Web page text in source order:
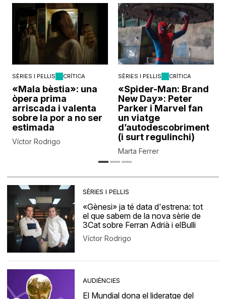
SÈRIES I PEL·LIS CRÍTICA
«Mala bèstia»: una
òpera prima
arriscada i valenta
sobre la por a no ser
estimada
Víctor Rodrigo
SÈRIES I PEL·LIS CRÍTICA
«Spider-Man: Brand
New Day»: Peter
Parker i Marvel fan
un viatge
d’autodescobriment
(i surt regulinchi)
Marta Ferrer
SÈRIES I PEL·LIS
«Gènesi» ja té data d'estrena: tot
el que sabem de la nova sèrie de
3Cat sobre Ferran Adrià i elBulli
Víctor Rodrigo
AUDIÈNCIES
El Mundial dona el lideratge del